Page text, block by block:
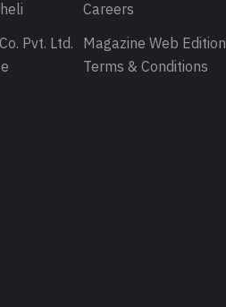
Careers
Pvt. Ltd. Magazine Web Edition
Terms & Conditions